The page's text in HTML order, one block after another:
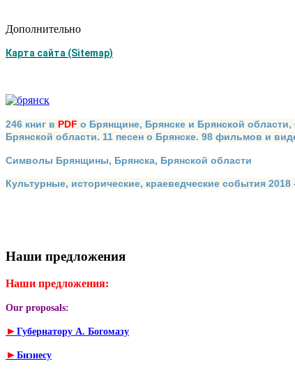
Дополнительно
Карта сайта (Sitemap)
246 книг в PDF о Брянщине, Брянске и Брянской области,
Брянской области. 11 песен о Брянске. 98 фильмов и
Символы Брянщины, Брянска, Брянской области
Культурные, исторические, краеведческие события 2018
Наши предложения
Наши предложения:
Our proposals:
► Губернатору А. Богомазу
► Бизнесу